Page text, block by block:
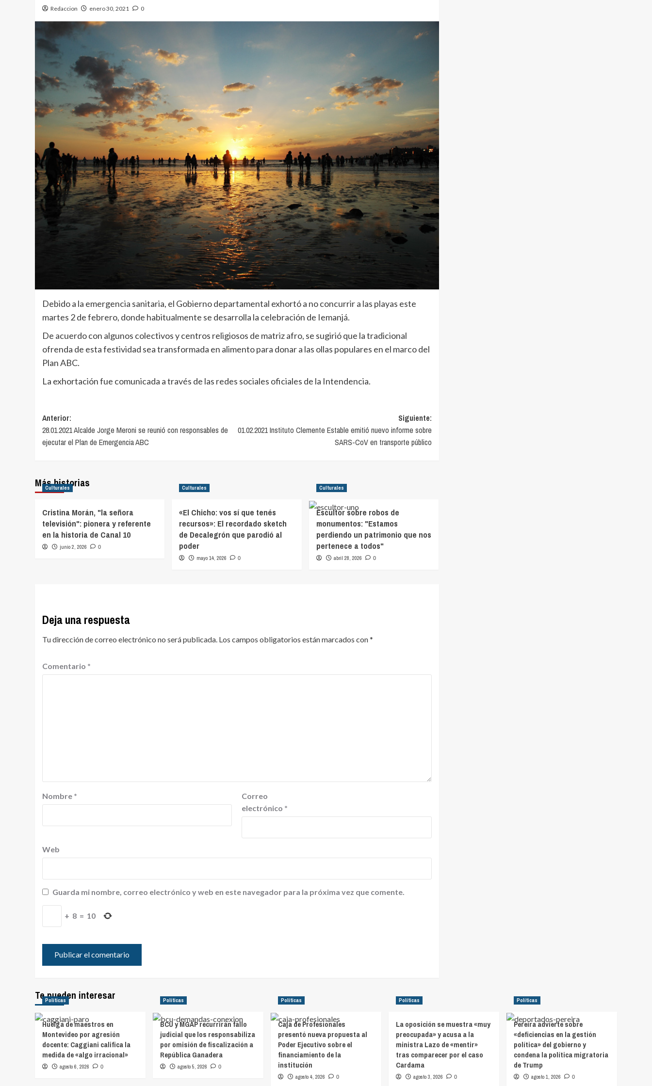
Redaccion enero 30, 2021 0
Debido a la emergencia sanitaria, el Gobierno departamental exhortó a no concurrir a las playas este
martes 2 de febrero, donde habitualmente se desarrolla la celebración de Iemanjá.
De acuerdo con algunos colectivos y centros religiosos de matriz afro, se sugirió que la tradicional
ofrenda de esta festividad sea transformada en alimento para donar a las ollas populares en el marco del
Plan ABC.
La exhortación fue comunicada a través de las redes sociales oficiales de la Intendencia.
Navegación
de
entradas
Anterior:
28.01.2021 Alcalde Jorge Meroni se reunió con responsables de
ejecutar el Plan de Emergencia ABC
Siguiente:
01.02.2021 Instituto Clemente Estable emitió nuevo informe sobre
SARS-CoV en transporte público
Más historias
Culturales
Cristina Morán, "la señora
televisión": pionera y referente
en la historia de Canal 10
junio 2, 2026 0
Culturales
«El Chicho: vos sí que tenés
recursos»: El recordado sketch
de Decalegrón que parodió al
poder
mayo 14, 2026 0
Culturales
Escultor sobre robos de
monumentos: "Estamos
perdiendo un patrimonio que nos
pertenece a todos"
abril 28, 2026 0
Deja una respuesta
Tu dirección de correo electrónico no será publicada. Los campos obligatorios están marcados con*
Comentario *
Nombre *
Correo
electrónico *
Web
Guarda mi nombre, correo electrónico y web en este navegador para la próxima vez que comente.
+ 8 = 10
Te pueden interesar
Políticas
Huelga de maestros en
Montevideo por agresión
docente: Caggiani califica la
medida de «algo irracional»
agosto 6, 2026 0
Políticas
BCU y MGAP recurrirán fallo
judicial que los responsabiliza
por omisión de fiscalización a
República Ganadera
agosto 5, 2026 0
Políticas
Caja de Profesionales
presentó nueva propuesta al
Poder Ejecutivo sobre el
financiamiento de la
institución
agosto 4, 2026 0
Políticas
La oposición se muestra «muy
preocupada» y acusa a la
ministra Lazo de «mentir»
tras comparecer por el caso
Cardama
agosto 3, 2026 0
Políticas
Pereira advierte sobre
«deficiencias en la gestión
política» del gobierno y
condena la política migratoria
de Trump
agosto 1, 2026 0